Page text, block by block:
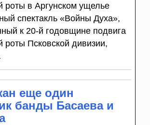
роты в Аргунском ущелье
спектакль «Войны Духа»,
к 20-й годовщине подвига
роты Псковской дивизии,
еще один
банды Басаева и